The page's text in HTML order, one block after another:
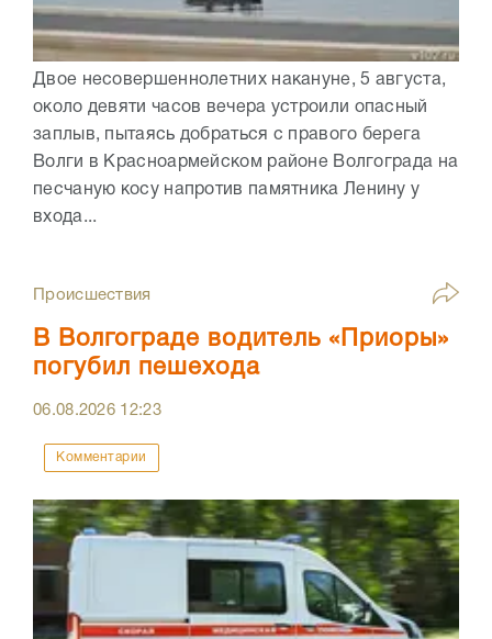
Двое несовершеннолетних накануне, 5 августа,
около девяти часов вечера устроили опасный
заплыв, пытаясь добраться с правого берега
Волги в Красноармейском районе Волгограда на
песчаную косу напротив памятника Ленину у
входа...
Происшествия
В Волгограде водитель «Приоры»
погубил пешехода
06.08.2026 12:23
Комментарии